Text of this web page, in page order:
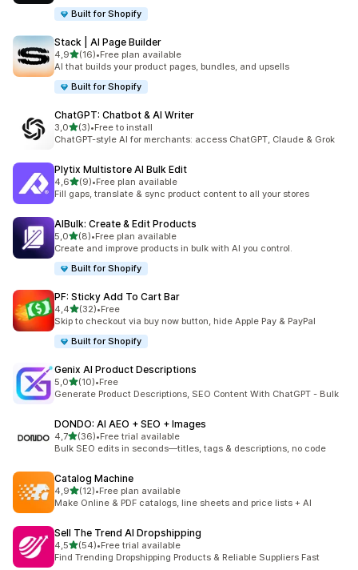
Built for Shopify
Stack | AI Page Builder
4,9av 5 stjerner
(16)
Totalt 16 omtaler
•Free plan available
AI that builds your product pages, bundles, and upsells
Built for Shopify
ChatGPT: Chatbot & AI Writer
3,0av 5 stjerner
(3)
Totalt 3 omtaler
•Free to install
ChatGPT-style AI for merchants: access ChatGPT, Claude & Grok
Plytix Multistore AI Bulk Edit
4,6av 5 stjerner
(9)
Totalt 9 omtaler
•Free plan available
Fill gaps, translate & sync product content to all your stores
AIBulk: Create & Edit Products
5,0av 5 stjerner
(8)
Totalt 8 omtaler
•Free plan available
Create and improve products in bulk with AI you control.
Built for Shopify
PF: Sticky Add To Cart Bar
4,4av 5 stjerner
(32)
Totalt 32 omtaler
•Free
Skip to checkout via buy now button, hide Apple Pay & PayPal
Built for Shopify
Genix AI Product Descriptions
5,0av 5 stjerner
(10)
Totalt 10 omtaler
•Free
Generate Product Descriptions, SEO Content With ChatGPT - Bulk
DONDO: AI AEO + SEO + Images
4,7av 5 stjerner
(36)
Totalt 36 omtaler
•Free trial available
Bulk SEO edits in seconds—titles, tags & descriptions, no code
Catalog Machine
4,9av 5 stjerner
(12)
Totalt 12 omtaler
•Free plan available
Make Online & PDF catalogs, line sheets and price lists + AI
Sell The Trend AI Dropshipping
4,5av 5 stjerner
(54)
Totalt 54 omtaler
•Free trial available
Find Trending Dropshipping Products & Reliable Suppliers Fast